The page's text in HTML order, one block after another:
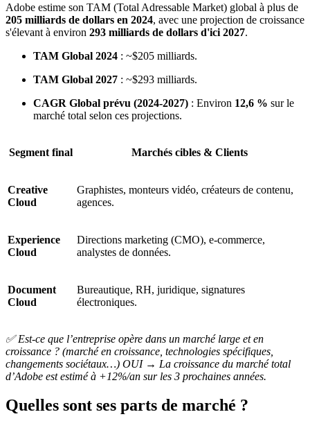
Adobe estime son TAM (Total Adressable Market) global à plus de
205 milliards de dollars en 2024, avec une projection de croissance
s'élevant à environ 293 milliards de dollars d'ici 2027.
TAM Global 2024 : ~$205 milliards.
TAM Global 2027 : ~$293 milliards.
CAGR Global prévu (2024-2027) : Environ 12,6 % sur le
marché total selon ces projections.
Segment final Marchés cibles & Clients
Creative
Cloud
Graphistes, monteurs vidéo, créateurs de contenu,
agences.
Experience
Cloud
Directions marketing (CMO), e-commerce,
analystes de données.
Document
Cloud
Bureautique, RH, juridique, signatures
électroniques.
✅ Est-ce que l’entreprise opère dans un marché large et en
croissance ? (marché en croissance, technologies spécifiques,
changements sociétaux…) OUI → La croissance du marché total
d’Adobe est estimé à +12%/an sur les 3 prochaines années.
Quelles sont ses parts de marché ?